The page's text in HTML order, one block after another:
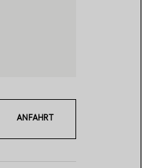
ANFAHRT